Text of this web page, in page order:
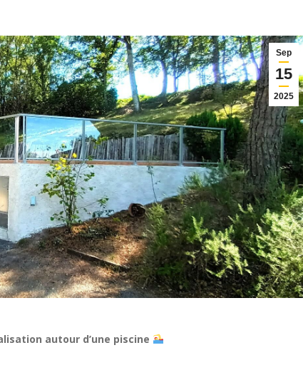
Sep
15
2025
autour d’une piscine